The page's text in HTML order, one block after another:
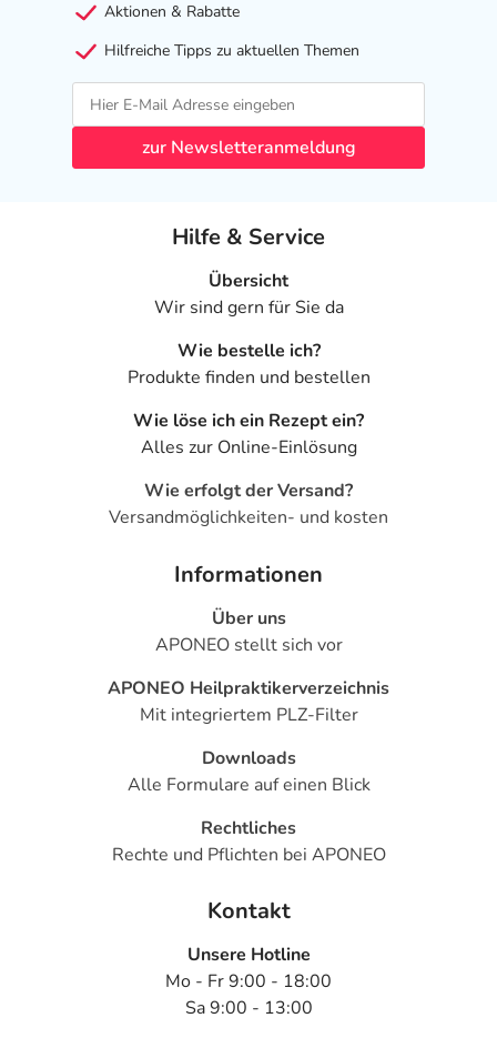
Aktionen & Rabatte
Hilfreiche Tipps zu aktuellen Themen
zur Newsletteranmeldung
Hilfe & Service
Übersicht
Wir sind gern für Sie da
Wie bestelle ich?
Produkte finden und bestellen
Wie löse ich ein Rezept ein?
Alles zur Online-Einlösung
Wie erfolgt der Versand?
Versandmöglichkeiten- und kosten
Informationen
Über uns
APONEO stellt sich vor
APONEO Heilpraktikerverzeichnis
Mit integriertem PLZ-Filter
Downloads
Alle Formulare auf einen Blick
Rechtliches
Rechte und Pflichten bei APONEO
Kontakt
Unsere Hotline
Mo - Fr 9:00 - 18:00
Sa 9:00 - 13:00